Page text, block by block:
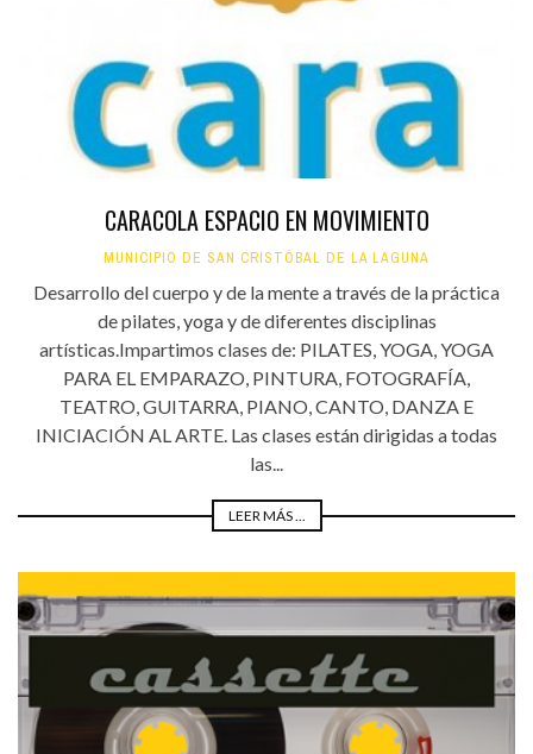
CARACOLA ESPACIO EN MOVIMIENTO
MUNICIPIO DE SAN CRISTÓBAL DE LA LAGUNA
Desarrollo del cuerpo y de la mente a través de la práctica
de pilates, yoga y de diferentes disciplinas
artísticas.Impartimos clases de: PILATES, YOGA, YOGA
PARA EL EMPARAZO, PINTURA, FOTOGRAFÍA,
TEATRO, GUITARRA, PIANO, CANTO, DANZA E
INICIACIÓN AL ARTE. Las clases están dirigidas a todas
las...
LEER MÁS ...